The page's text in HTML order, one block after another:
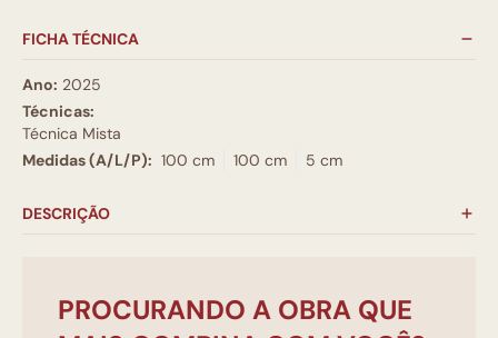
FICHA TÉCNICA
Ano: 2025
Técnicas:
Técnica Mista
Medidas (A/L/P): 100 cm 100 cm 5 cm
DESCRIÇÃO
PROCURANDO A OBRA QUE